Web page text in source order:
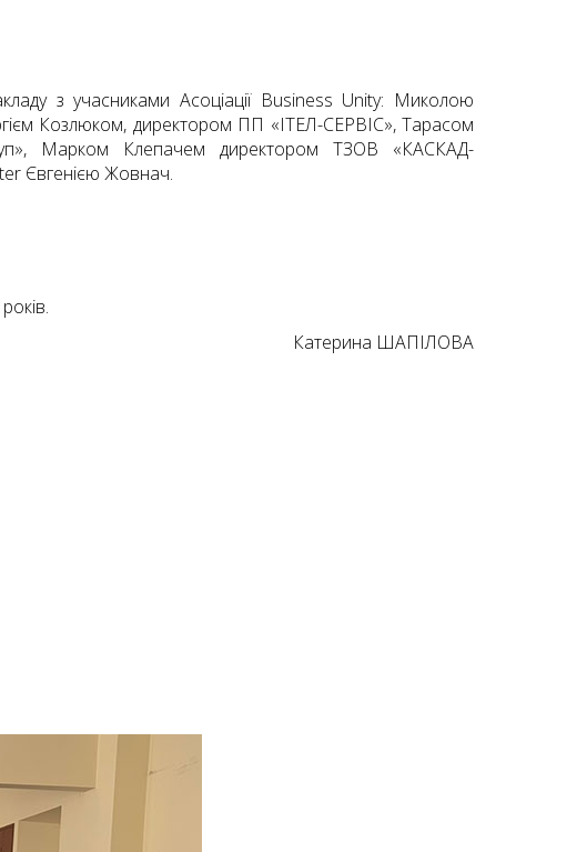
з учасниками Асоціації Business Unity: Миколою
Козлюком, директором ПП «ІТЕЛ-СЕРВІС», Тарасом
Марком Клепачем директором ТЗОВ «КАСКАД-
Євгенією Жовнач.
Катерина ШАПІЛОВА